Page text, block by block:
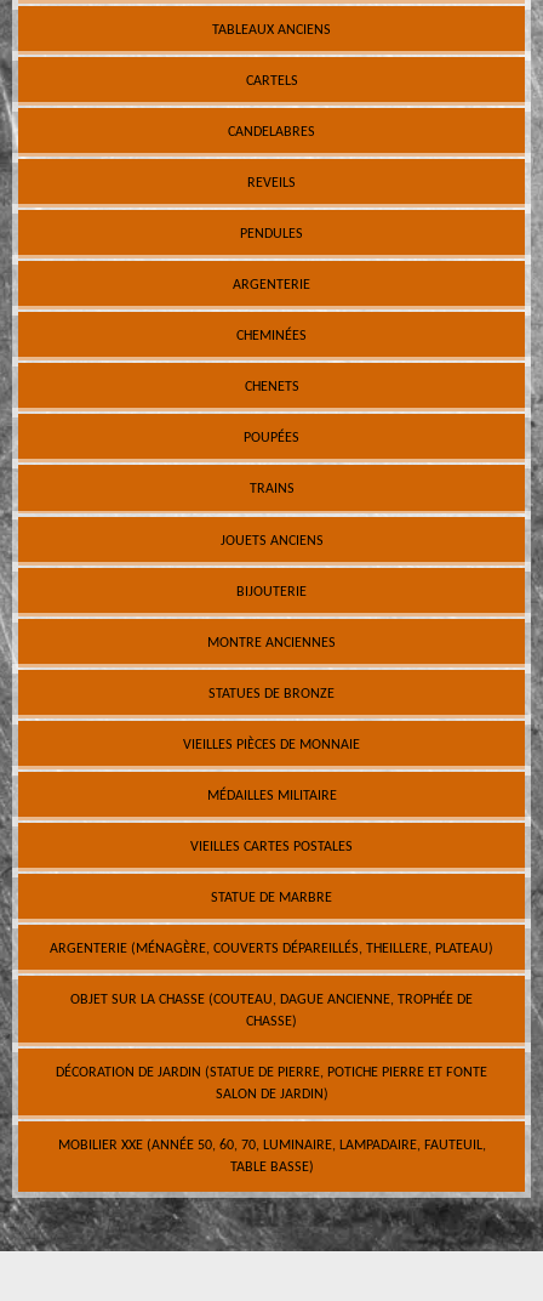
TABLEAUX ANCIENS
CARTELS
CANDELABRES
REVEILS
PENDULES
ARGENTERIE
CHEMINÉES
CHENETS
POUPÉES
TRAINS
JOUETS ANCIENS
BIJOUTERIE
MONTRE ANCIENNES
STATUES DE BRONZE
VIEILLES PIÈCES DE MONNAIE
MÉDAILLES MILITAIRE
VIEILLES CARTES POSTALES
STATUE DE MARBRE
ARGENTERIE (MÉNAGÈRE, COUVERTS DÉPAREILLÉS, THEILLERE, PLATEAU)
OBJET SUR LA CHASSE (COUTEAU, DAGUE ANCIENNE, TROPHÉE DE
CHASSE)
DÉCORATION DE JARDIN (STATUE DE PIERRE, POTICHE PIERRE ET FONTE
SALON DE JARDIN)
MOBILIER XXE (ANNÉE 50, 60, 70, LUMINAIRE, LAMPADAIRE, FAUTEUIL,
TABLE BASSE)